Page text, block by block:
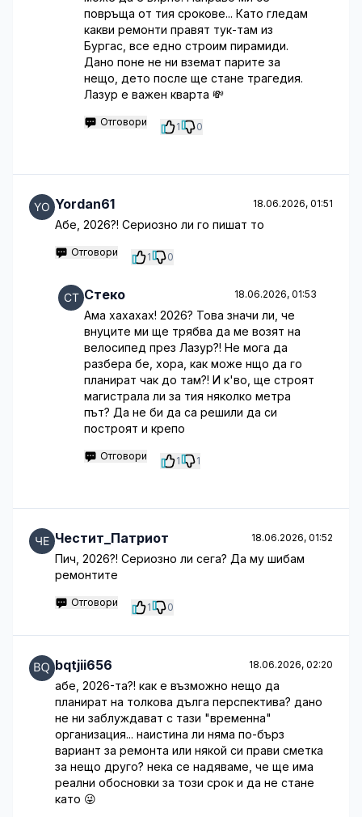
повръща от тия срокове... Като гледам
какви ремонти правят тук-там из
Бургас, все едно строим пирамиди.
Дано поне не ни вземат парите за
нещо, дето после ще стане трагедия.
Лазур е важен кварта 💸
Отговори 1 0
Yordan61 18.06.2026, 01:51
Абе, 2026?! Сериозно ли го пишат то
Отговори 1 0
Стеко 18.06.2026, 01:53
Ама хахахах! 2026? Това значи ли, че
внуците ми ще трябва да ме возят на
велосипед през Лазур?! Не мога да
разбера бе, хора, как може нщо да го
планират чак до там?! И к'во, ще строят
магистрала ли за тия няколко метра
път? Да не би да са решили да си
построят и крепо
Отговори 1 1
Честит_Патриот 18.06.2026, 01:52
Пич, 2026?! Сериозно ли сега? Да му шибам
ремонтите
Отговори 1 0
bqtjii656 18.06.2026, 02:20
абе, 2026-та?! как е възможно нещо да
планират на толкова дълга перспектива? дано
не ни заблуждават с тази "временна"
организация... наистина ли няма по-бърз
вариант за ремонта или някой си прави сметка
за нещо друго? нека се надяваме, че ще има
реални обосновки за този срок и да не стане
като 😜